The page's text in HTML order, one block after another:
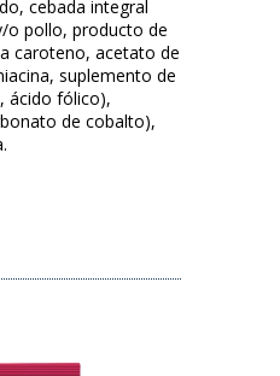
cebada integral
o pollo, producto de
caroteno, acetato de
suplemento de
ácido fólico),
de cobalto),